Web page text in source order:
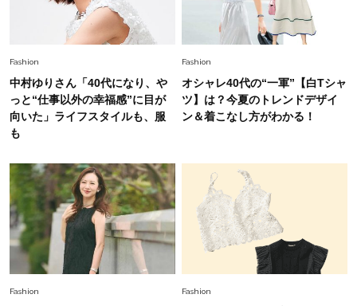
慣！「金運アップ→トイレ、じゃあ底上げ運
は？」
2026.5.22
梅宮アンナさん 電撃婚から1年、家族の価値観
を育み中「理想の暮らしよりも今の心地よさを選
んだ」
中村ゆりさん「40代になり、やっと“仕事以外の
幸福感”に目が向いた」ライフスタイルも、服も
Fashion 2026.7.16
白黒でもこんなに華やぐ！40代、夏の「甘めト
ップス×パンツ」コーデ〈3選〉
Fashion
中村ゆりさん「40代になり、や
っと“仕事以外の幸福感”に目が
向いた」ライフスタイルも、服
も
Fashion
オシャレ40代の“一軍”【白Tシャ
ツ】は？今夏のトレンドデザイ
ン＆着こなし方がわかる！
Fashion Fashion